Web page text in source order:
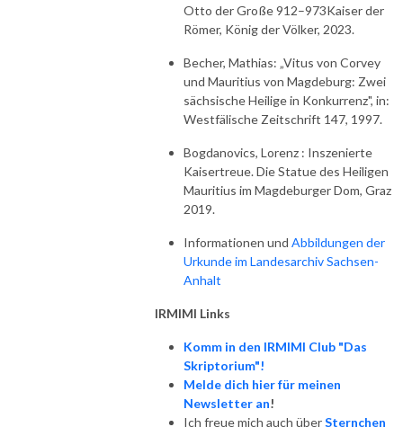
Otto der Große 912–973Kaiser der
Römer, König der Völker, 2023.
Becher, Mathias: „Vitus von Corvey
und Mauritius von Magdeburg: Zwei
sächsische Heilige in Konkurrenz", in:
Westfälische Zeitschrift 147, 1997.
Bogdanovics, Lorenz : Inszenierte
Kaisertreue. Die Statue des Heiligen
Mauritius im Magdeburger Dom, Graz
2019.
Informationen und Abbildungen der
Urkunde im Landesarchiv Sachsen-
Anhalt
IRMIMI Links
Komm in den IRMIMI Club "Das
Skriptorium"!
Melde dich hier für meinen
Newsletter an!
Ich freue mich auch überSternchen